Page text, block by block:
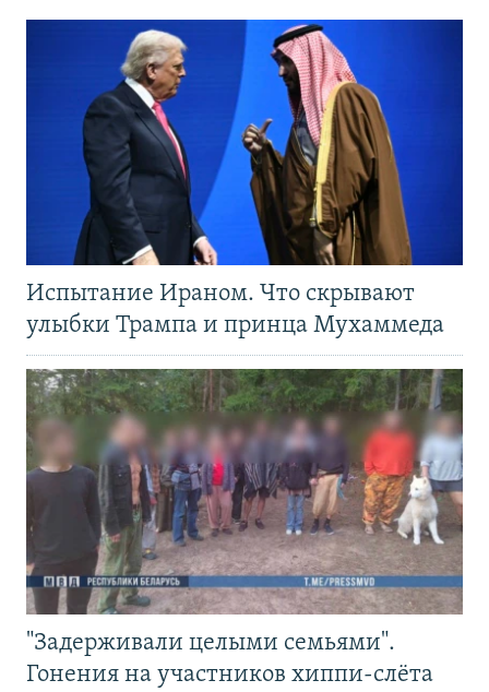
Испытание Ираном. Что скрывают
улыбки Трампа и принца Мухаммеда
"Задерживали целыми семьями".
Гонения на участников хиппи-слёта